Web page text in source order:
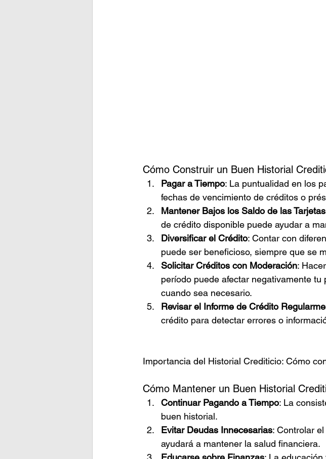
Cómo Construir un Buen Historial
Pagar a Tiempo: La puntualidad en los
fechas de vencimiento de créditos o
Mantener Bajos los Saldo de las
de crédito disponible puede ayudar a
Diversificar el Crédito: Contar con
puede ser beneficioso, siempre que se
Solicitar Créditos con Moderación:
período puede afectar negativamente
cuando sea necesario.
Revisar el Informe de Crédito
crédito para detectar errores o
Importancia del Historial Crediticio: Cómo
Cómo Mantener un Buen Historial
Continuar Pagando a Tiempo: La
buen historial.
Evitar Deudas Innecesarias: Controlar
ayudará a mantener la salud financiera.